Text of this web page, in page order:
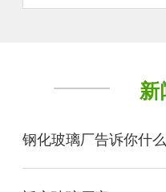
新
钢化玻璃厂告诉你什